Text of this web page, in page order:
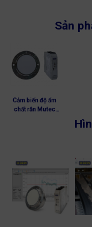
Sản
Cảm biến độ ẩm
chất rắn Mutec